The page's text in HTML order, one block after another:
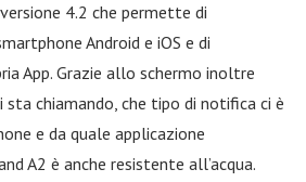
4.2 che permette di
Android e iOS e di
App. Grazie allo schermo inoltre
sta chiamando, che tipo di notifica ci è
e da quale applicazione
A2 è anche resistente all’acqua.